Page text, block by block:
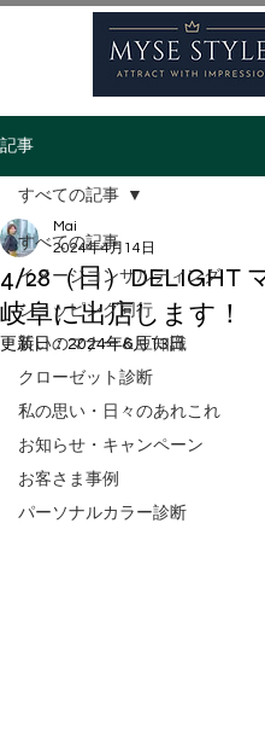
記事
すべての記事
イメージコンサルティング
ショッピング同行
装いのマナー＆豆知識
クローゼット診断
私の思い・日々のあれこれ
お知らせ・キャンペーン
お客さま事例
パーソナルカラー診断
すべての記事
4/28（日）DELIGHT
岐阜に出店します！
Mai
2024年4月14日
更新日：2024年6月13日